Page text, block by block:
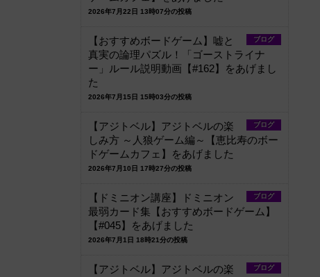
2026年7月22日 13時07分の投稿
ブログ
【おすすめボードゲーム】嘘と
真実の論理パズル！「ゴーストライナ
ー」ルール説明動画【#162】をあげまし
た
2026年7月15日 15時03分の投稿
ブログ
【アジトベル】アジトベルの楽
しみ方 ～人狼ゲーム編～【恵比寿のボー
ドゲームカフェ】をあげました
2026年7月10日 17時27分の投稿
ブログ
【ドミニオン講座】ドミニオン
最弱カード集【おすすめボードゲーム】
【#045】をあげました
2026年7月1日 18時21分の投稿
ブログ
【アジトベル】アジトベルの楽